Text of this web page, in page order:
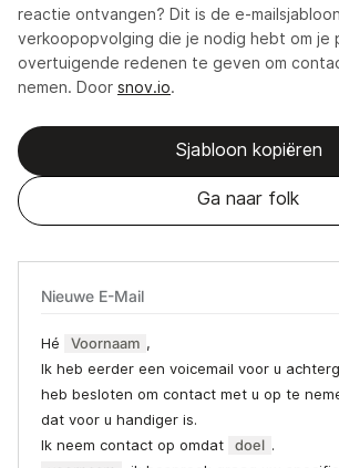
Nieuwe E-Mail
Hé Voornaam ,
Ik heb eerder een voicemail voor u
heb besloten om contact met u op te
dat voor u handiger is.
Ik neem contact op omdat
doel .
reactie ontvangen? Dit is de e-
verkoopopvolging die je nodig hebt om je
overtuigende redenen te geven om
nemen. Door snov.io.
Sjabloon kopiëren
Ga naar folk